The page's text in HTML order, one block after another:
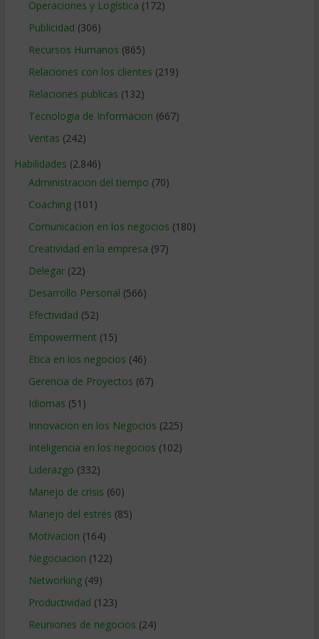
Operaciones y Logística (172)
Publicidad (306)
Recursos Humanos (865)
Relaciones con los clientes (219)
Relaciones publicas (132)
Tecnologia de Informacion (667)
Ventas (242)
Habilidades (2.846)
Administracion del tiempo (70)
Coaching(101)
Comunicacion en los negocios (180)
Creatividad en la empresa (97)
Delegar(22)
Desarrollo Personal (566)
Efectividad (52)
Empowerment (15)
Etica en los negocios (46)
Gerencia de Proyectos (67)
Idiomas (51)
Innovacion en los Negocios (225)
Inteligencia en los negocios (102)
Liderazgo (332)
Manejo de crisis (60)
Manejo del estrés (85)
Motivacion (164)
Negociacion (122)
Networking(49)
Productividad (123)
Reuniones de negocios (24)